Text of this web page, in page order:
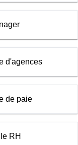
d'agences
de paie
RH